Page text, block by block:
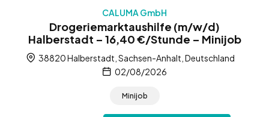
CALUMA GmbH
Drogeriemarktaushilfe (m/w/d)
Halberstadt – 16,40 €/Stunde – Minijob
38820 Halberstadt, Sachsen-Anhalt, Deutschland
02/08/2026
Minijob